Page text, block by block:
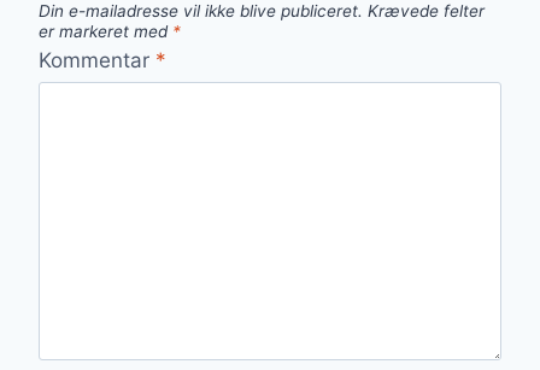
Din e-mailadresse vil ikke blive publiceret. Krævede felter
er markeret med *
Kommentar *